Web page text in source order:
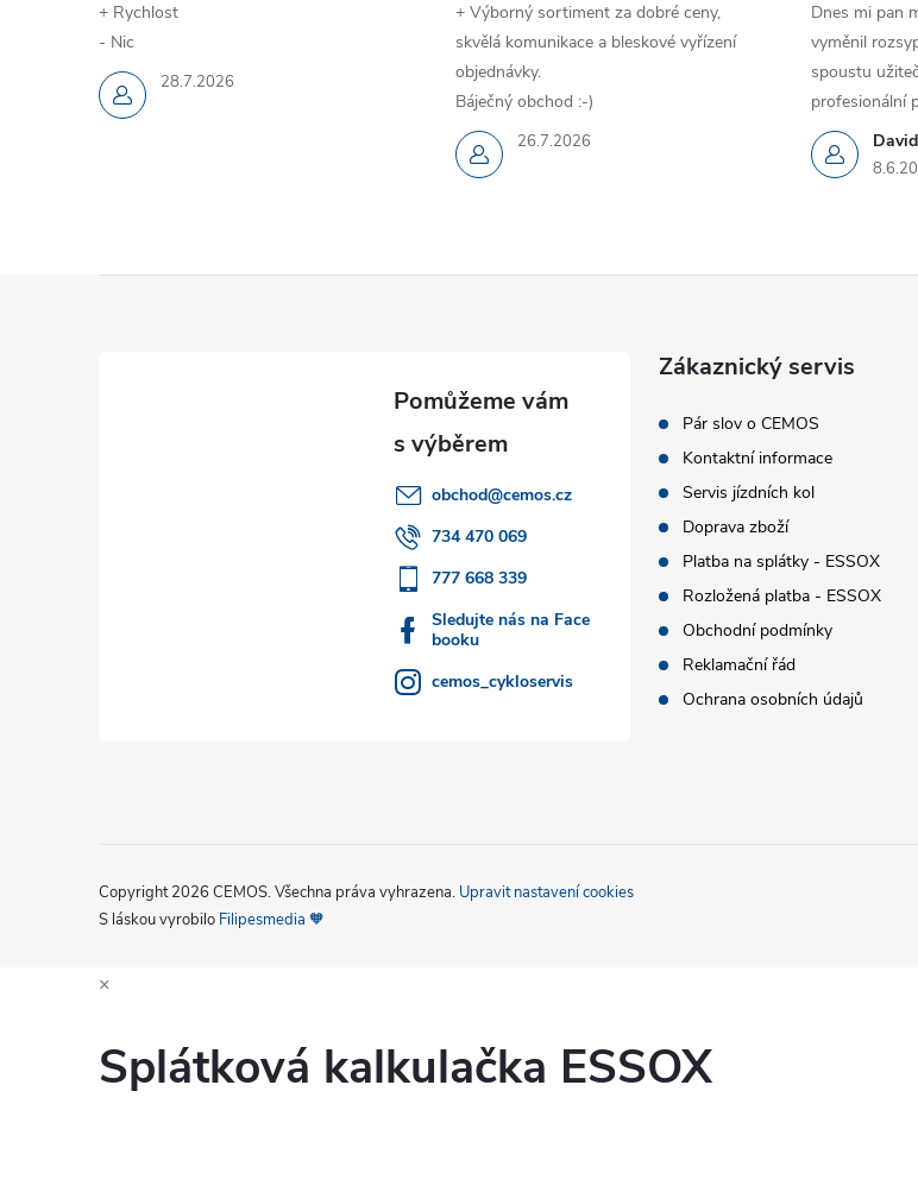
28.7.2026
+ Rychlost
- Nic
26.7.2026
+ Výborný sortiment za dobré ceny,
skvělá komunikace a bleskové vyřízení
objednávky.
Báječný obchod :-)
David
Dnes mi pan
vyměnil
spoustu
profesionální
obchod@cemos.cz
734 470 069
777 668 339
Sledujte nás na Face
booku
cemos_cykloservis
Zákaznický servis
Pár slov o CEMOS
Kontaktní informace
Servis jízdních kol
Doprava zboží
Platba na splátky - ESSOX
Rozložená platba - ESSOX
Obchodní podmínky
Reklamační řád
Ochrana osobních údajů
Copyright 2026 CEMOS. Všechna práva vyhrazena. Upravit nastavení cookies
S láskou vyrobilo Filipesmedia 🧡
×
Splátková kalkulačka ESSOX